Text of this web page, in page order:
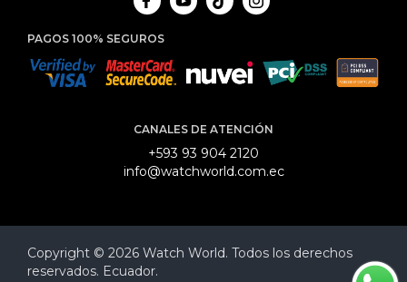
PAGOS 100% SEGUROS
CANALES DE ATENCIÓN
+593 93 904 2120
info@watchworld.com.ec
Copyright © 2026 Watch World. Todos los derechos
reservados. Ecuador.